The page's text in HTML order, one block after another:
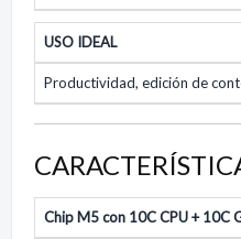
USO IDEAL
Productividad, edición de
Chip M5 con 10C CPU + 10C